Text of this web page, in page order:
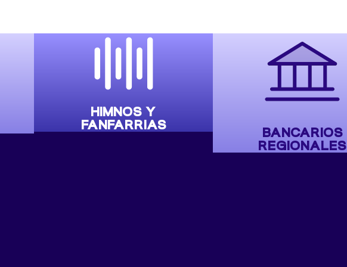
HIMNOS Y
FANFARRIAS
BANCARIOS
REGIONALES